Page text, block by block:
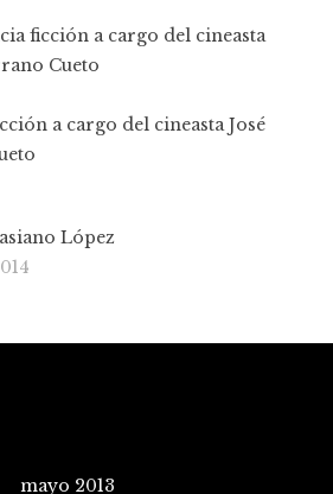
a cargo del cineasta José
López
mayo 2013